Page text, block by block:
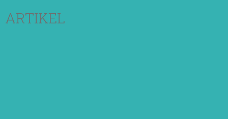
ARTIKEL